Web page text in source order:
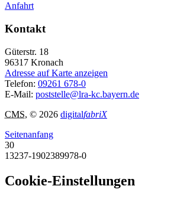
Anfahrt
Kontakt
Güterstr. 18
96317 Kronach
Adresse auf Karte anzeigen
Telefon: 09261 678-0
E-Mail: poststelle@lra-kc.bayern.de
CMS, © 2026 digitalfabriX
Seitenanfang
30
13237-1902389978-0
Cookie-Einstellungen